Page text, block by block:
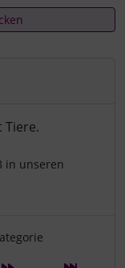
Tiere.
in unseren
innerhalb